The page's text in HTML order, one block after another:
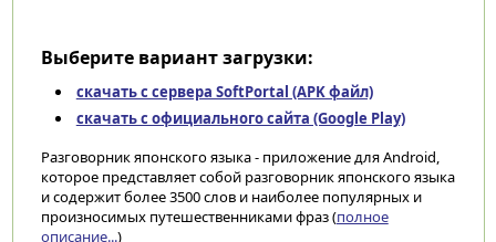
Выберите вариант загрузки:
скачать с сервера SoftPortal (APK файл)
скачать с официального сайта (Google Play)
Разговорник японского языка - приложение для Android,
которое представляет собой разговорник японского языка
и содержит более 3500 слов и наиболее популярных и
произносимых путешественниками фраз (полное
описание...)